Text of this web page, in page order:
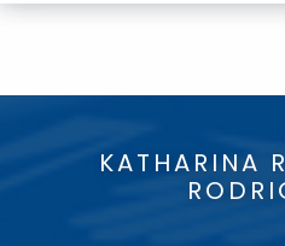
KATHARINA